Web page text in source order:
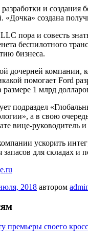
и
создана
пора и совесть
беспилотного
бизнеса.
дочерней компании,
помогает Ford
1 млрд
подраздел
а в свою
вице-
ускорить
запасов для складах
2018 автором
премьеры своего